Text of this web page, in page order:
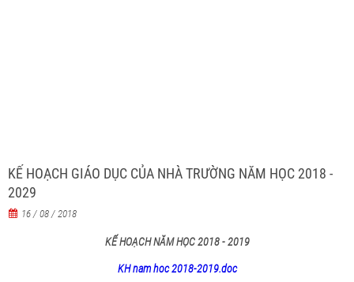
KẾ HOẠCH GIÁO DỤC CỦA NHÀ TRƯỜNG NĂM HỌC 2018 -
2029
16 / 08 / 2018
KẾ HOẠCH NĂM HỌC 2018 - 2019
KH nam hoc 2018-2019.doc